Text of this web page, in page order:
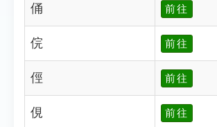
俑 前往
俒 前往
俓 前往
俔 前往